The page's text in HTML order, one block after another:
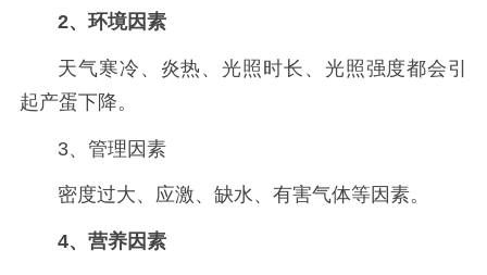
2、环境因素
天气寒冷、炎热、光照时长、光照强度都会引
起产蛋下降。
3、管理因素
密度过大、应激、缺水、有害气体等因素。
4、营养因素